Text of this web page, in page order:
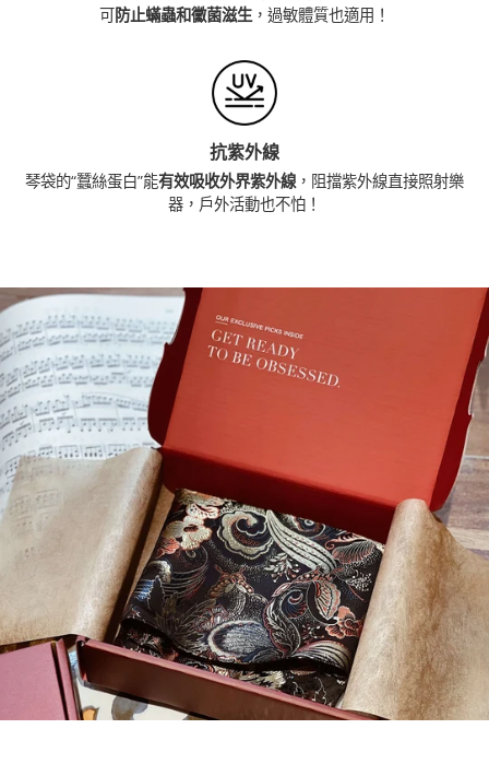
可防止蟎蟲和黴菌滋生 ，過敏體質也適用！
抗紫外線
琴袋的“蠶絲蛋白”能有效吸收外界紫外線 ，阻擋紫外線直接照射樂
器，戶外活動也不怕！